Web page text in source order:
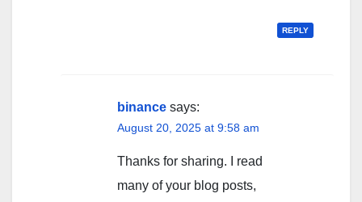
REPLY
binance says:
August 20, 2025 at 9:58 am
Thanks for sharing. I read
many of your blog posts,